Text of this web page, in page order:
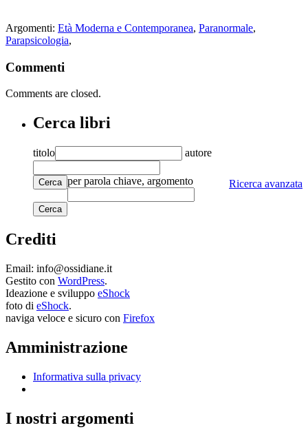
Argomenti: Età Moderna e Contemporanea, Paranormale,
Parapsicologia,
Commenti
Comments are closed.
Cerca libri
titolo autore
Cerca Ricerca avanzata
per parola chiave, argomento
Crediti
Email: info@ossidiane.it
Gestito con WordPress.
Ideazione e sviluppo eShock
foto di eShock.
naviga veloce e sicuro con Firefox
Amministrazione
Informativa sulla privacy
I nostri argomenti